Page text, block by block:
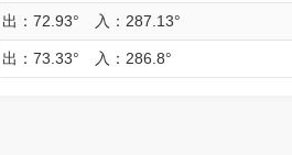
出：72.93° 入：287.13°
出：73.33° 入：286.8°